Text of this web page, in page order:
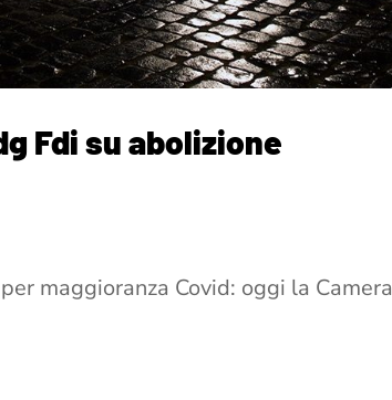
Fdi su abolizione
maggioranza Covid: oggi la Camera